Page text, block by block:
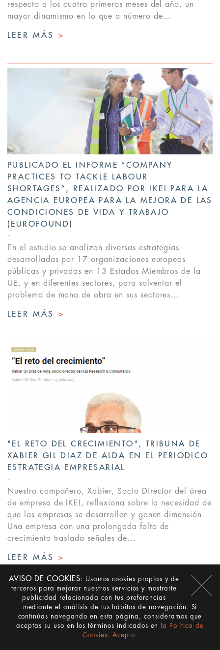
AVISO DE COOKIES:
Usamos cookies propias y de
terceros para mejorar nuestros servicios y mostrarte
publicidad relacionada con tus preferencias
mediante el análisis de tus hábitos de navegación. Si
continúas navegando en esta página, consideramos que
aceptas su uso en los términos indicados en
la Política de
Cookies. Acepto.
respecto a los cuatro primeros meses del año, un
mayor dinamismo en lo que a número de...
LEER MÁS >
PUBLICADO EL INFORME “COMPANY
PRACTICES TO TACKLE LABOUR
SHORTAGES”, REALIZADO POR IKEI PARA LA
AGENCIA EUROPEA PARA LA MEJORA DE LAS
CONDICIONES DE VIDA Y TRABAJO
(EUROFOUND)
En el estudio se analizan diversas estrategias
desarrolladas por 17 organizaciones europeas
públicas y privadas en 13 Estados Miembros de la
UE, y en diferentes sectores, para solventar el
problema de mano de obra en sus sectores...
LEER MÁS >
"EL RETO DEL CRECIMIENTO", TRIBUNA DE
XABIER GIL DIAZ DE ALDA EN EL PERIODICO
ESTRATEGIA EMPRESARIAL
Nuestro compañero, Xabier, Socio Director del área
de empresa de IKEI, reflexiona sobre la necesidad de
que las empresas se desarrollen y ganen dimensión.
Una empresa con una prolongada falta de
crecimiento traslada señales de...
LEER MÁS >